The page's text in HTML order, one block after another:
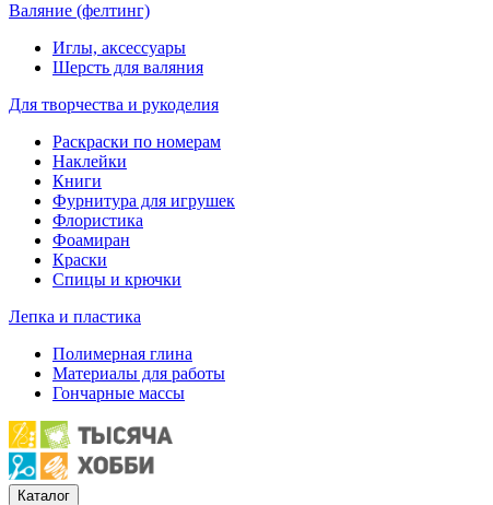
Валяние (фелтинг)
Иглы, аксессуары
Шерсть для валяния
Для творчества и рукоделия
Раскраски по номерам
Наклейки
Книги
Фурнитура для игрушек
Флористика
Фоамиран
Краски
Спицы и крючки
Лепка и пластика
Полимерная глина
Материалы для работы
Гончарные массы
Каталог